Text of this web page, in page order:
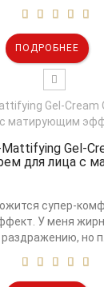
ПОДРОБНЕЕ
Gel-
для лица с
супер-
У меня
раздражению, но